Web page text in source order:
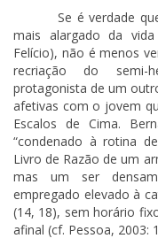
Se é verdade
mais alargado da
Felício), não é menos
recriação do semi-
protagonista de um
afetivas com o jovem
Escalos de Cima.
“condenado à rotina
Livro de Razão de um
mas um ser
empregado elevado à
(14, 18), sem horário
afinal (cf. Pessoa, 2003: